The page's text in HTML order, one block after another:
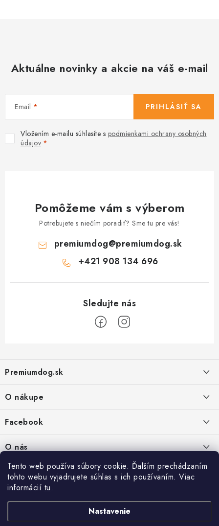
Tento web používa súbory cookie. Ďalším prechádzaním
tohto webu vyjadrujete súhlas s ich používaním. Viac
informácií tu.
Nastavenie
Aktuálne novinky a akcie na váš e-mail
Email
Vložením e-mailu súhlasíte s podmienkami ochrany osobných
údajov
PRIHLÁSIŤ SA
Pomôžeme vám s výberom
Potrebujete s niečím poradiť? Sme tu pre vás!
premiumdog@premiumdog.sk
+421 908 134 696
p
ä
Premiumdog.sk
PREDAJŇA:
Petőfiho 65
Štúrovo 943 01
Po-Pia - 8:00-18:00
O nákupe
Ochrana osobných údajov
Vrátanie tovaru
Reklamácie
Facebook
O nás
Kontakty
Prečo nakúpiť u nás
Predajňa